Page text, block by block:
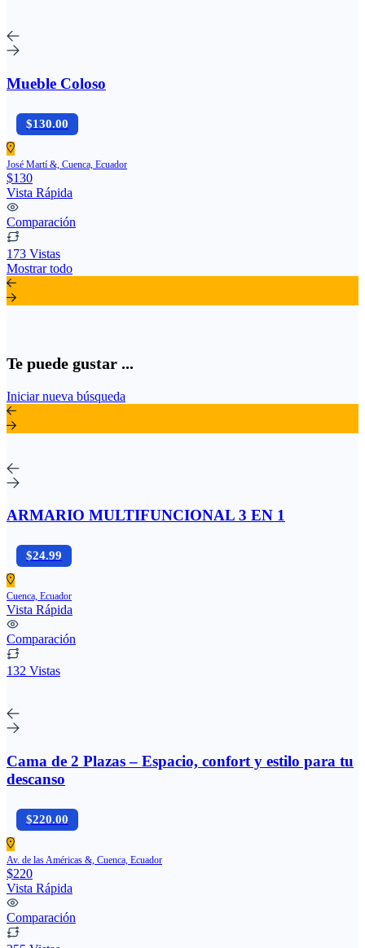
Mueble Coloso
$130.00
José Martí &, Cuenca, Ecuador
$130
Vista Rápida
Comparación
173 Vistas
Mostrar todo
Te puede gustar ...
Iniciar nueva búsqueda
ARMARIO MULTIFUNCIONAL 3 EN 1
$24.99
Cuenca, Ecuador
Vista Rápida
Comparación
132 Vistas
Cama de 2 Plazas – Espacio, confort y estilo para tu
descanso
$220.00
Av. de las Américas &, Cuenca, Ecuador
$220
Vista Rápida
Comparación